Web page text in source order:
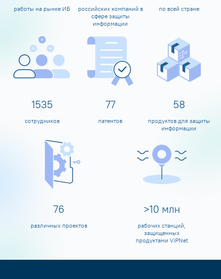
работы на рынке ИБ
российских компаний в
сфере защиты
информации
по всей стране
1600
сотрудников
80
патентов
60
продуктов для защиты
информации
80
различных проектов
>10 млн
рабочих станций,
защищенных
продуктами ViPNet